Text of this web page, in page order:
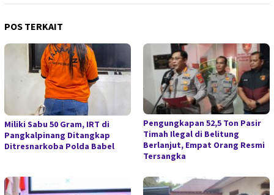
POS TERKAIT
Miliki Sabu 50 Gram, IRT di
Pangkalpinang Ditangkap
Ditresnarkoba Polda Babel
Pengungkapan 52,5 Ton Pasir
Timah Ilegal di Belitung
Berlanjut, Empat Orang Resmi
Tersangka